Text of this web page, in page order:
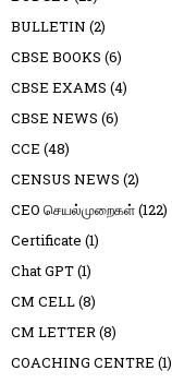
BULLETIN (2)
CBSE BOOKS (6)
CBSE EXAMS (4)
CBSE NEWS (6)
CCE (48)
CENSUS NEWS (2)
CEO செயல்முறைகள்(122)
Certificate (1)
Chat GPT(1)
CM CELL(8)
CM LETTER(8)
COACHING CENTRE (1)